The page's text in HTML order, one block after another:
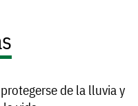
de la lluvia y